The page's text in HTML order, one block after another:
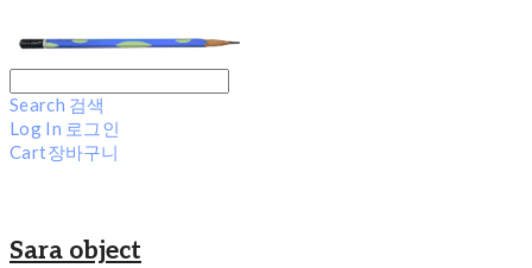
Search 검색
Log In 로그인
Cart장바구니
Sara object